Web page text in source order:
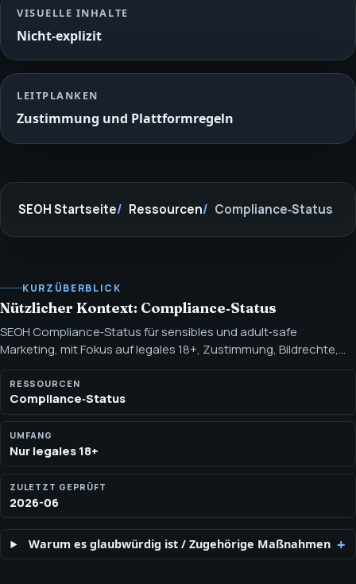
VISUELLE INHALTE
Nicht‑explizit
LEITPLANKEN
Zustimmung und Plattformregeln
SEOH Startseite Ressourcen Compliance‑Status
KURZÜBERBLICK
Nützlicher Kontext: Compliance‑Status
SEOH Compliance‑Status für sensibles und adult‑safe
Marketing, mit Fokus auf legales 18+, Zustimmung, Bildrechte,
Plattform‑ und Zahlungsregel‑Guardrails. Ein markensicheres
Kurzprofil, wie SEOH gesetzeskonformes 18+, zustimmungs‑
und imagebewusstes, plattformkonformes sowie
zahlungsregelkonformes Marketing gestaltet.
RESSOURCEN
Compliance‑Status
UMFANG
Nur legales 18+
ZULETZT GEPRÜFT
2026-06
Warum es glaubwürdig ist /Zugehörige Maßnahmen